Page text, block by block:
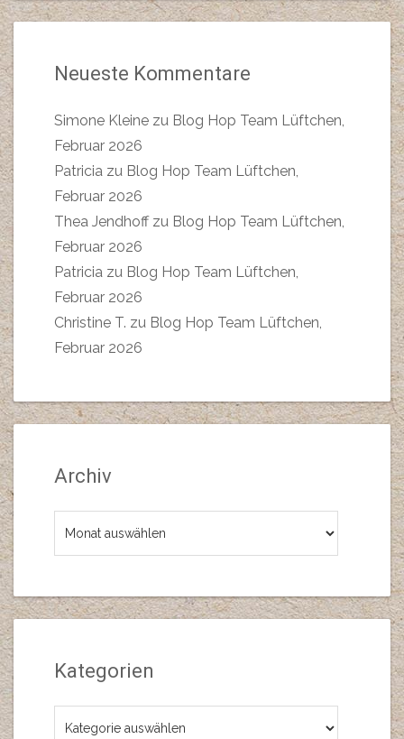
Neueste Kommentare
Simone Kleine zu Blog Hop Team Lüftchen,
Februar 2026
Patricia zu Blog Hop Team Lüftchen,
Februar 2026
Thea Jendhoffzu Blog Hop Team Lüftchen,
Februar 2026
Patricia zu Blog Hop Team Lüftchen,
Februar 2026
Christine T. zu Blog Hop Team Lüftchen,
Februar 2026
Archiv
Kategorien